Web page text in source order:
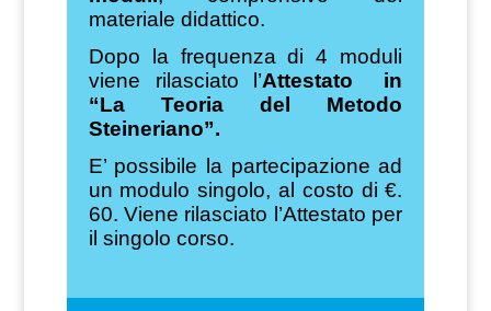
materiale didattico.
Dopo la frequenza di 4 moduli
viene rilasciato l’Attestato in
“La Teoria del Metodo
Steineriano”.
E’ possibile la partecipazione ad
un modulo singolo, al costo di €.
60. Viene rilasciato l’Attestato per
il singolo corso.